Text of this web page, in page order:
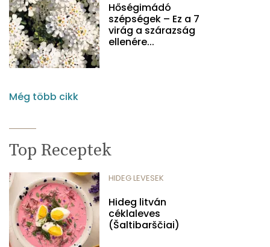
Hőségimádó
szépségek – Ez a 7
virág a szárazság
ellenére...
Még több cikk
Top Receptek
HIDEG LEVESEK
Hideg litván
céklaleves
(Šaltibarščiai)